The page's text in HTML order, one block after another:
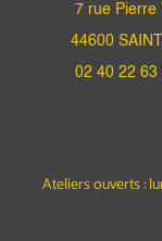
7 rue Pierre
44600
02 40 22
Ateliers ouverts :